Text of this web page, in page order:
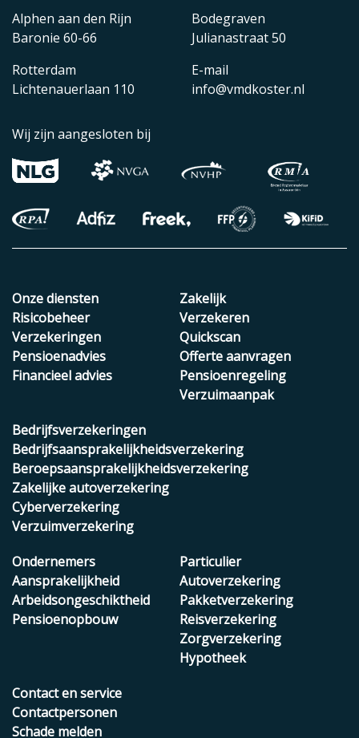
Alphen aan den Rijn
Baronie 60-66
Rotterdam
Lichtenauerlaan 110
Bodegraven
Julianastraat 50
E-mail
info@vmdkoster.nl
Wij zijn aangesloten bij
Onze diensten
Risicobeheer
Verzekeringen
Pensioenadvies
Financieel advies
Zakelijk
Verzekeren
Quickscan
Offerte aanvragen
Pensioenregeling
Verzuimaanpak
Bedrijfsverzekeringen
Bedrijfsaansprakelijkheidsverzekering
Beroepsaansprakelijkheidsverzekering
Zakelijke autoverzekering
Cyberverzekering
Verzuimverzekering
Ondernemers
Aansprakelijkheid
Arbeidsongeschiktheid
Pensioenopbouw
Particulier
Autoverzekering
Pakketverzekering
Reisverzekering
Zorgverzekering
Hypotheek
Contact en service
Contactpersonen
Schade melden